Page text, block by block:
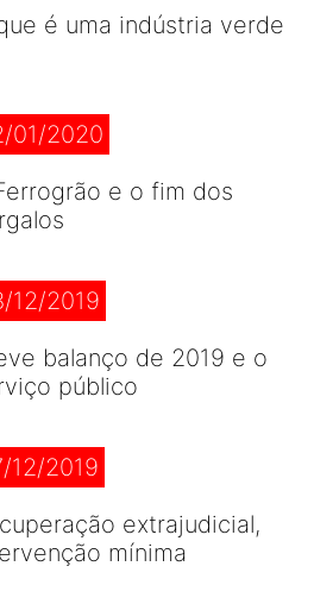
é uma indústria verde
01/2020
e o fim dos
12/2019
balanço de 2019 e o
público
12/2019
extrajudicial,
mínima